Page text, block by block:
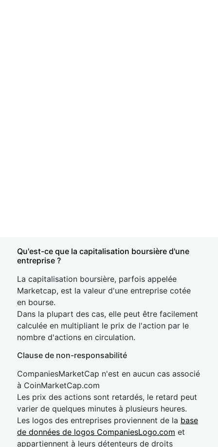
Qu'est-ce que la capitalisation boursière d'une
entreprise ?
La capitalisation boursière, parfois appelée
Marketcap, est la valeur d'une entreprise cotée
en bourse.
Dans la plupart des cas, elle peut être facilement
calculée en multipliant le prix de l'action par le
nombre d'actions en circulation.
Clause de non-responsabilité
CompaniesMarketCap n'est en aucun cas associé
à CoinMarketCap.com
Les prix des actions sont retardés, le retard peut
varier de quelques minutes à plusieurs heures.
Les logos des entreprises proviennent de la base
de données de logos CompaniesLogo.com et
appartiennent à leurs détenteurs de droits